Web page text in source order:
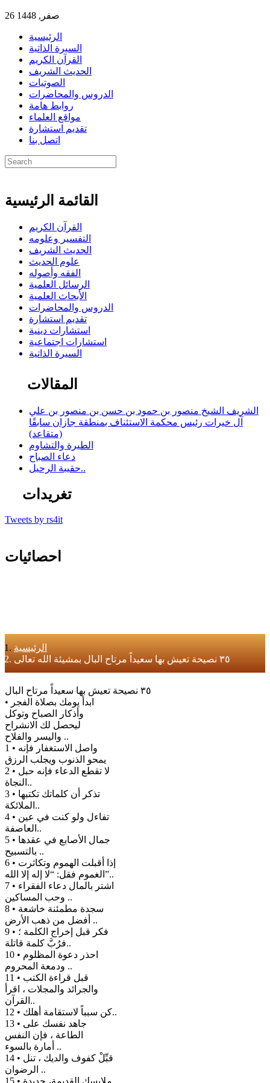
26 صفر, 1448
الرئيسية
السيرة الذاتية
القرآن الكريم
الحديث الشريف
الصوتيات
الدروس والمحاضرات
روابط هامة
مواقع العلماء
تقديم استشارة
اتصل بنا
القائمة الرئيسية
القرآن الكريم
التفسير وعلومه
الحديث الشريف
علوم الحديث
الفقه وأصوله
الرسائل العلمية
الأبحاث العلمية
الدروس والمحاضرات
تقديم استشارة
استشارات دينية
استشارات اجتماعية
السيرة الذاتية
المقالات
الشريف الشيخ منصور بن حمود بن حسن بن منصور بن علي
آل خيرات رئيس محكمة الاستئناف بمنطقة جازان سابقًا
(متقاعد)
الطيرة والتشاوم
دعاء الصباح
حقيبة الرحيل..
تغريدات
Tweets by rs4it
احصائيات
الرئيسية
٣٥ نصيحة تعيش بها سعيداً مرتاح البال بمشيئة الله تعالى
٣٥ نصيحة تعيش بها سعيداً مرتاح البال
• ابدأ يومك بصلاة الفجر
وأذكار الصباح وتوكل
ليحصل لك الانشراح
واليسر والفلاح ..
1 • واصل الاستغفار فإنه
يمحو الذنوب ويجلب الرزق
2 • لا تقطع الدعاء فإنه حبل
النجاة..
3 • تذكر أن كلماتك تكتبها
الملائكة..
4 • تفاءل ولو كنت في عين
العاصفة..
5 • جمال الأصابع في عقدها
بالتسبيح ..
6 • إذا أقبلت الهموم وتكاثرت
الغموم فقل: “لا إله إلا الله”..
7 • اشتر بالمال دعاء الفقراء
وحب المساكين ..
8 • سجدة مطمئنة خاشعة
أفضل من ذهب الأرض ..
9 • فكر قبل إخراج الكلمة ؛
فرُبَّ كلمة قاتلة..
10 • احذر دعوة المظلوم
ودمعة المحروم ..
11 • قبل قراءة الكتب
والجرائد والمجلات ، اقرأ
القرآن..
12 • كن سبباً لاستقامة أهلك..
13 • جاهد نفسك على
الطاعة ، فإن النفس
أمارة بالسوء ..
14 • قبِّلْ كفوف والديك ، تنل
الرضوان ..